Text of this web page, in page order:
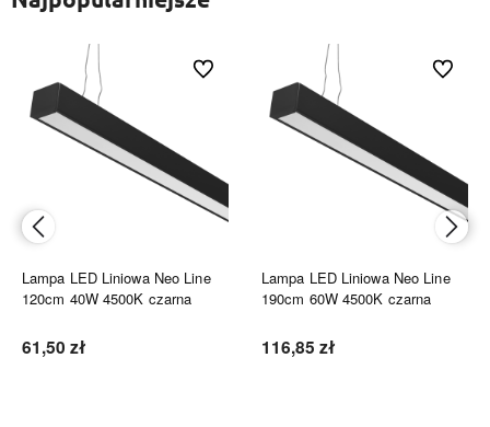
Lampa LED Liniowa Neo Line
120cm 40W 4500K czarna
61,50 zł
Do ulubionych
Lampa LED Liniowa Neo Line
190cm 60W 4500K czarna
116,85 zł
Do